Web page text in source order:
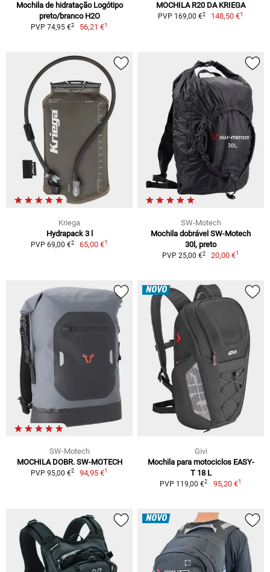
Mochila de hidratação Logótipo
preto/branco H2O
PVP 74,95 €2 56,21 €1
MOCHILA R20 DA KRIEGA
PVP 169,00 €2 148,50 €1
Kriega
Hydrapack 3 l
PVP 69,00 €2 65,00 €1
SW-Motech
Mochila dobrável SW-Motech
30l, preto
PVP 25,00 €2 20,00 €1
SW-Motech
MOCHILA DOBR. SW-MOTECH
PVP 95,00 €2 94,95 €1
NOVO
Givi
Mochila para motociclos EASY-
T 18 L
PVP 119,00 €2 95,20 €1
NOVO